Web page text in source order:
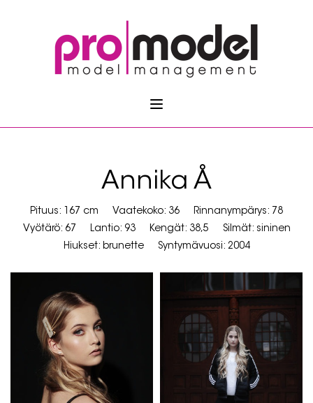
Annika Å
Pituus: 167 cm Vaatekoko: 36
Rinnanympärys: 78
Vyötärö: 67
Lantio: 93 Kengät: 38,5
Silmät: sininen
Hiukset: brunette
Syntymävuosi: 2004